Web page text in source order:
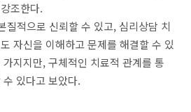
조한다.
질적으로 신뢰할 수 있고, 심리상담 치
자신을 이해하고 문제를 해결할 수 있
지지만, 구체적인 치료적 관계를 통
있다고 보았다.